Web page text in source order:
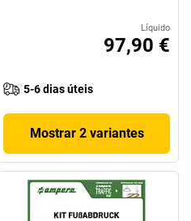
Líquido
97,90 €
5-6 dias úteis
Mostrar 2 variantes